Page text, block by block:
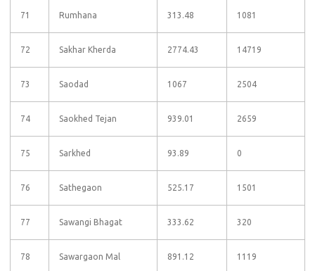
71 Rumhana 313.48 1081
72 Sakhar Kherda 2774.43 14719
73 Saodad 1067 2504
74 Saokhed Tejan 939.01 2659
75 Sarkhed 93.89 0
76 Sathegaon 525.17 1501
77 Sawangi Bhagat 333.62 320
78 Sawargaon Mal 891.12 1119